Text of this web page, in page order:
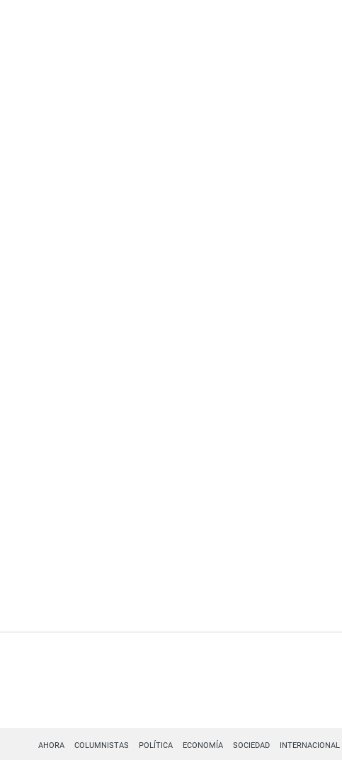
AHORA COLUMNISTAS POLÍTICA ECONOMÍA SOCIEDAD INTERNACIONAL